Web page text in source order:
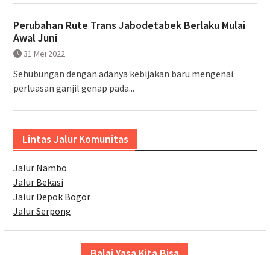
Perubahan Rute Trans Jabodetabek Berlaku Mulai
Awal Juni
31 Mei 2022
Sehubungan dengan adanya kebijakan baru mengenai
perluasan ganjil genap pada...
Lintas Jalur Komunitas
Jalur Nambo
Jalur Bekasi
Jalur Depok Bogor
Jalur Serpong